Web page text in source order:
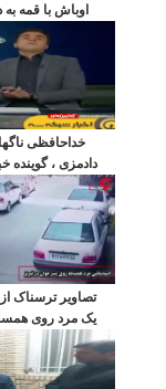
اوباش با قمه
زن باردار
خداحافظی
دادمزی ، گوینده
زنده
تصاویر ترسناک
یک مرد روی
تبریز!